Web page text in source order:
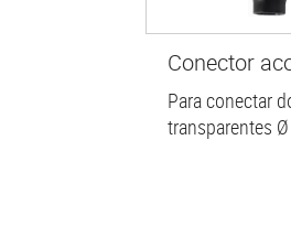
Conector
Para conectar
transparentes